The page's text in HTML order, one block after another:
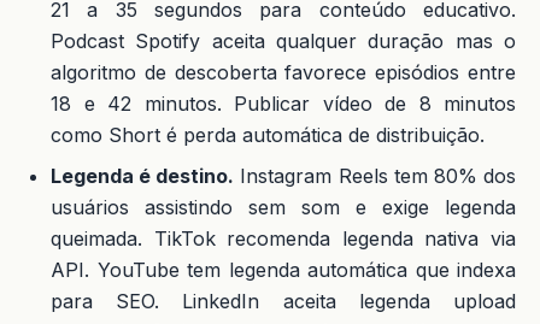
21 a 35 segundos para conteúdo educativo.
Podcast Spotify aceita qualquer duração mas o
algoritmo de descoberta favorece episódios entre
18 e 42 minutos. Publicar vídeo de 8 minutos
como Short é perda automática de distribuição.
Legenda é destino. Instagram Reels tem 80% dos
usuários assistindo sem som e exige legenda
queimada. TikTok recomenda legenda nativa via
API. YouTube tem legenda automática que indexa
para SEO. LinkedIn aceita legenda upload